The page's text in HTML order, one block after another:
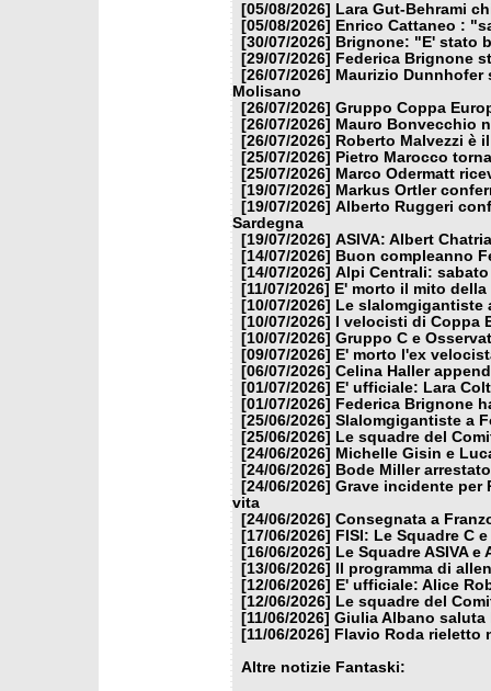
[05/08/2026]
Lara Gut-Behrami
[05/08/2026]
Enrico Cattaneo :
[30/07/2026]
Brignone: "E' stato
[29/07/2026]
Federica Brignone
[26/07/2026] Maurizio Dunnhofer
Molisano
[26/07/2026] Gruppo Coppa
[26/07/2026] Mauro Bonvecchio
[26/07/2026]
Roberto Malvezzi è
[25/07/2026]
Pietro Marocco
[25/07/2026] Marco Odermatt
[19/07/2026] Markus Ortler
[19/07/2026] Alberto Ruggeri
Sardegna
[19/07/2026] ASIVA: Albert
[14/07/2026]
Buon compleanno
[14/07/2026] Alpi Centrali:
[11/07/2026]
E' morto il mito
[10/07/2026]
Le
[10/07/2026]
I velocisti di Coppa
[10/07/2026] Gruppo C e
[09/07/2026]
E' morto l'ex
[06/07/2026] Celina Haller
[01/07/2026]
E' ufficiale: Lara
[01/07/2026]
Federica Brignone
[25/06/2026] Slalomgigantiste a
[25/06/2026]
Le squadre del
[24/06/2026] Michelle Gisin e
[24/06/2026]
Bode Miller
[24/06/2026] Grave incidente per
vita
[24/06/2026] Consegnata a
[17/06/2026]
FISI: Le Squadre C
[16/06/2026]
Le Squadre ASIVA
[13/06/2026]
Il programma di
[12/06/2026]
E' ufficiale: Alice
[12/06/2026]
Le squadre del
[11/06/2026] Giulia Albano saluta
[11/06/2026]
Flavio Roda rieletto
Altre notizie Fantaski: